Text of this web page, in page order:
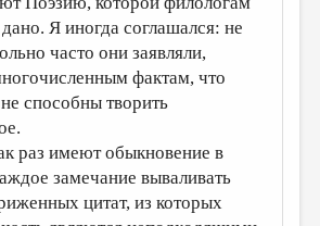
Я иногда соглашался: не
часто они заявляли,
фактам, что
способны творить
раз имеют обыкновение в
замечание вываливать
цитат, из которых